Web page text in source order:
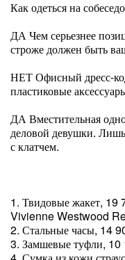
Как одеться на
ДА Чем серьезнее
строже должен быть
НЕТ Офисный дресс-
пластиковые
ДА Вместительная
деловой девушки.
с клатчем.
1. Твидовые жакет, 19
Vivienne Westwood
2. Стальные часы, 14
3. Замшевые туфли,